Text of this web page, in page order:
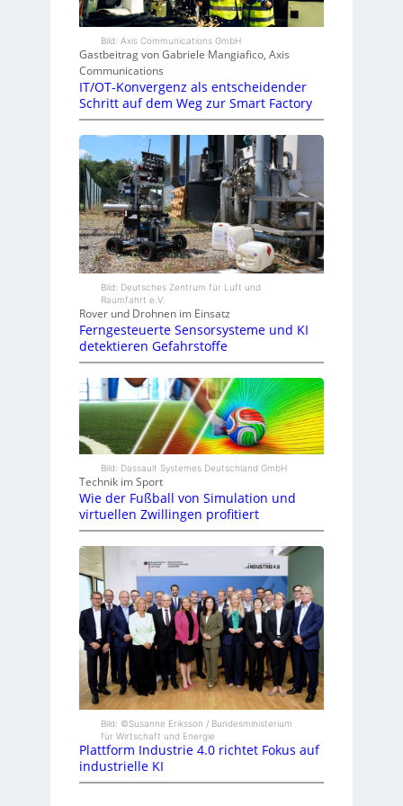
Bild: Axis Communications GmbH
Gastbeitrag von Gabriele Mangiafico, Axis
Communications
IT/OT-Konvergenz als entscheidender
Schritt auf dem Weg zur Smart Factory
Bild: Deutsches Zentrum für Luft und
Raumfahrt e.V.
Rover und Drohnen im Einsatz
Ferngesteuerte Sensorsysteme und KI
detektieren Gefahrstoffe
Bild: Dassault Systemes Deutschland GmbH
Technik im Sport
Wie der Fußball von Simulation und
virtuellen Zwillingen profitiert
Bild: ©Susanne Eriksson / Bundesministerium
für Wirtschaft und Energie
Plattform Industrie 4.0 richtet Fokus auf
industrielle KI